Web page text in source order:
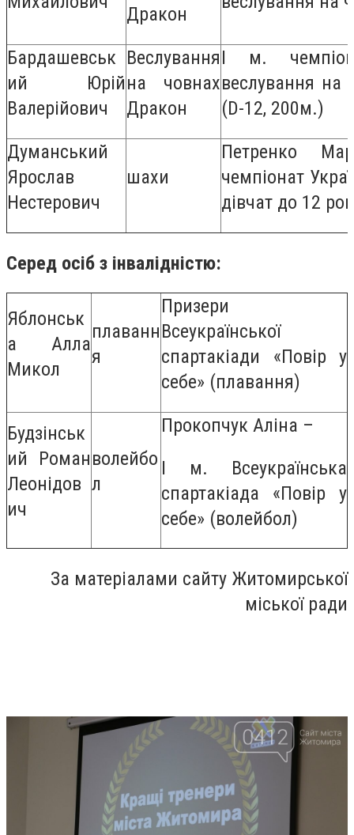
Дракон
Бардашевськ
ий Юрій
Валерійович
Веслування
на човнах
Дракон
І м.
веслування на
(D-12, 200м.)
Думанський
Ярослав
Нестерович
шахи
Петренко
чемпіонат
дівчат до 12
Серед осіб з інвалідністю:
Яблонськ
а Алла
Микол
плаванн
я
Призери
Всеукраїнської
спартакіади «Повір у
себе» (плавання)
Будзінськ
ий Роман
Леонідов
ич
волейбо
л
Прокопчук Аліна –
І м. Всеукраїнська
спартакіада «Повір у
себе» (волейбол)
За матеріалами сайту Житомирської
міської ради